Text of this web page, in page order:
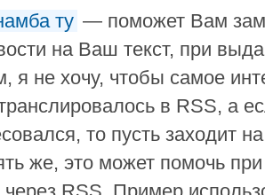
ту — поможет Вам
на Ваш текст, при
я не хочу, чтобы самое
в RSS, а
то пусть заходит
же, это может помочь